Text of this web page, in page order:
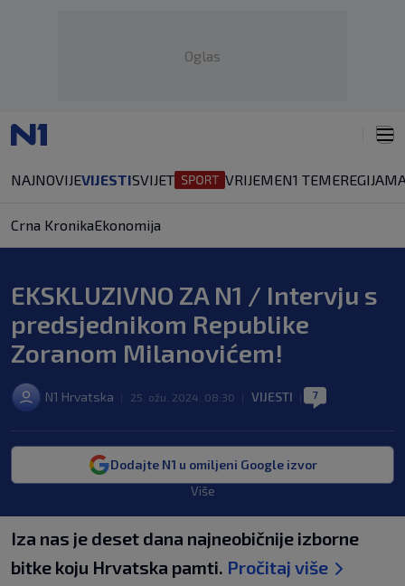
Oglas
NAJNOVIJEVIJESTISVIJET VRIJEMEN1 TEMEREGIJA
Crna KronikaEkonomija
EKSKLUZIVNO ZA N1 / Intervju s
predsjednikom Republike
Zoranom Milanovićem!
N1 Hrvatska 25. ožu. 2024. 08:30 VIJESTI 7
Dodajte N1 u omiljeni Google izvor
Više
Iza nas je deset dana najneobičnije izborne
bitke koju Hrvatska pamti. Pročitaj više